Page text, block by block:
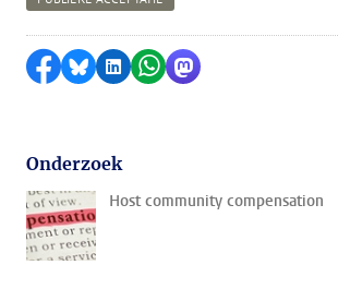
Delen op Facebook
Delen via Bluesky
Delen op LinkedIn
Delen via WhatsApp
Delen via
Onderzoek
Host community compensation